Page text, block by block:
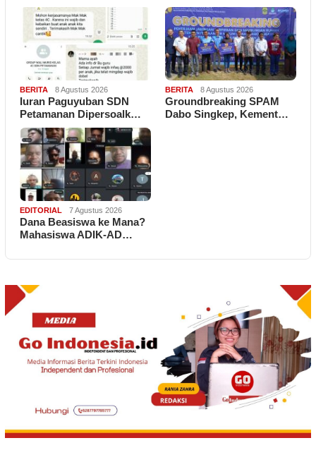
BERITA 8 Agustus 2026
Iuran Paguyuban SDN
Petamanan Dipersoalk…
BERITA 8 Agustus 2026
Groundbreaking SPAM
Dabo Singkep, Kement…
EDITORIAL 7 Agustus 2026
Dana Beasiswa ke Mana?
Mahasiswa ADIK-AD…